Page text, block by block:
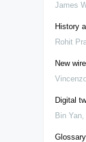
James
History
Rohit
New
Digital
Bin Yan,